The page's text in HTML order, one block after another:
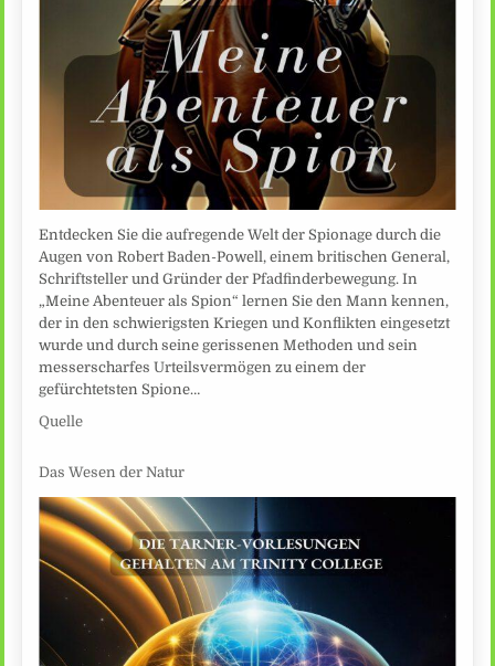
Entdecken Sie die aufregende Welt der Spionage durch die
Augen von Robert Baden-Powell, einem britischen General,
Schriftsteller und Gründer der Pfadfinderbewegung. In
„Meine Abenteuer als Spion“ lernen Sie den Mann kennen,
der in den schwierigsten Kriegen und Konflikten eingesetzt
wurde und durch seine gerissenen Methoden und sein
messerscharfes Urteilsvermögen zu einem der
gefürchtetsten Spione…
Quelle
Das Wesen der Natur